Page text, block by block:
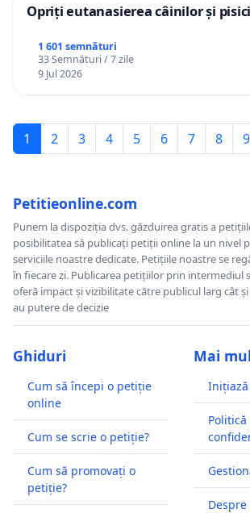
Opriți eutanasierea câinilor și
1 601 semnături
33 Semnături / 7 zile
9 Jul 2026
1 2 3 4 5 6 7 8 9
Petitieonline.com
Punem la dispoziția dvs. găzduirea gratis a
posibilitatea să publicați petiții online la un nivel
serviciile noastre dedicate. Petițiile noastre se
în fiecare zi. Publicarea petițiilor prin intermediul
oferă impact și vizibilitate către publicul larg cât
au putere de decizie
Ghiduri
Cum să începi o petiție
online
Cum se scrie o petiție?
Cum să promovați o
petiție?
Mai
Politică
Despre